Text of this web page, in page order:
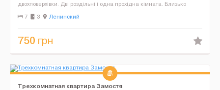
двохповерхівки. Дві роздільні і одна прохідна кімната. Близько
транспорт та магазини. При потребі виписую докумен...
7 3 Ленинский
750 грн
Трехкомнатная квартира Замостя